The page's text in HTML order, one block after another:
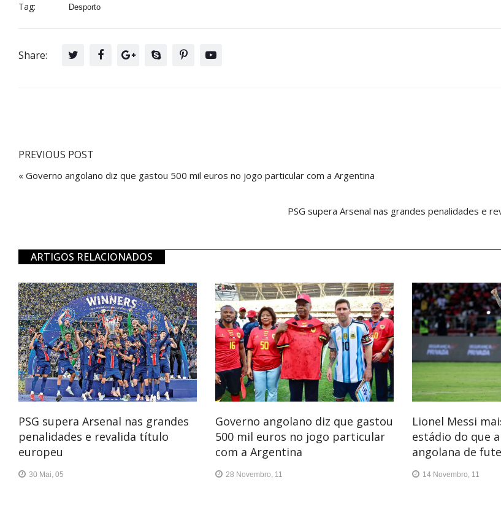
Tag: Desporto
Share:
PREVIOUS POST
« Governo angolano diz que gastou 500 mil euros no jogo particular com a Argentina
PSG supera Arsenal nas grandes penalidades e
ARTIGOS RELACIONADOS
PSG supera Arsenal nas grandes
penalidades e revalida título
europeu
30 Mai, 05
Governo angolano diz que gastou
500 mil euros no jogo particular
com a Argentina
28 Novembro, 11
Lionel Messi
estádio do que
angolana de
14 Novembro, 11